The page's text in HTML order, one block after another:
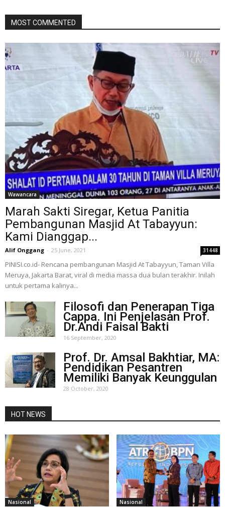
MOST COMMENTED
Wawancara
Marah Sakti Siregar, Ketua Panitia
Pembangunan Masjid At Tabayyun:
Kami Dianggap...
Alif Onggang - 25 June, 2021 31448
PINISI.co.id- Rencana pembangunan Masjid At Tabayyun, Taman Villa
Meruya, Jakarta Barat, viral di media massa dua bulan terakhir. Inilah
untuk pertama kalinya...
Filosofi dan Penerapan Tiga
Cappa. Ini Penjelasan Prof.
Dr.Andi Faisal Bakti
16 September, 2020
Prof. Dr. Amsal Bakhtiar, MA:
Pendidikan Pesantren
Memiliki Banyak Keunggulan
28 October, 2020
HOT NEWS
Nasional Nasional